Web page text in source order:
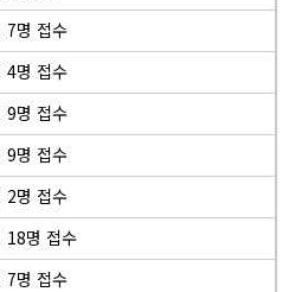
7명 접수
4명 접수
9명 접수
9명 접수
2명 접수
18명 접수
7명 접수